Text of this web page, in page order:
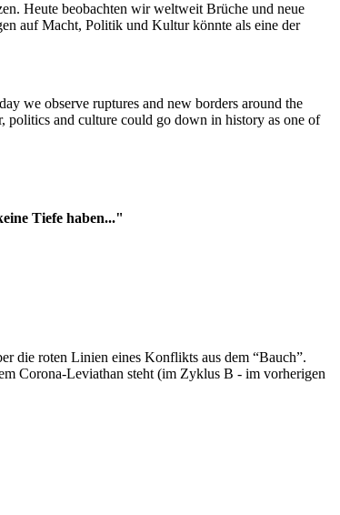
Heute beobachten wir weltweit Brüche und neue
auf Macht, Politik und Kultur könnte als eine der
we observe ruptures and new borders around the
politics and culture could go down in history as one of
Tiefe haben..."
die roten Linien eines Konflikts aus dem “Bauch”.
Corona-Leviathan steht (im Zyklus B - im vorherigen